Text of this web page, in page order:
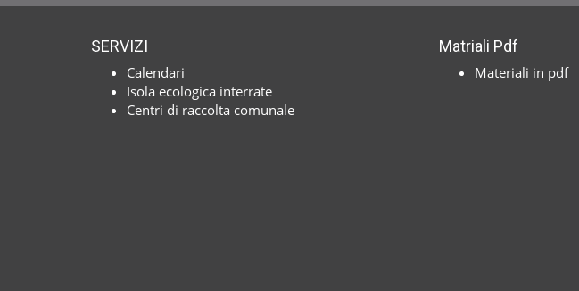
SERVIZI
Calendari
Isola ecologica interrate
Centri di raccolta comunale
Matriali Pdf
Materiali in pdf